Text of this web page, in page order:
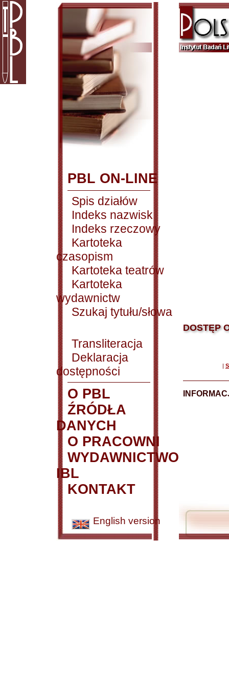
PBL ON-LINE
Spis działów
Indeks nazwisk
Indeks rzeczowy
Kartoteka
czasopism
Kartoteka teatrów
Kartoteka
wydawnictw
Szukaj tytułu/słowa
Transliteracja
Deklaracja
dostępności
O PBL
ŹRÓDŁA
DANYCH
O PRACOWNI
WYDAWNICTWO
IBL
KONTAKT
English version
DOSTĘP
|